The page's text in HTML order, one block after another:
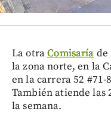
La otraComisaría de
la zona norte, en la
en la carrera 52 #71-
También atiende las
la semana.